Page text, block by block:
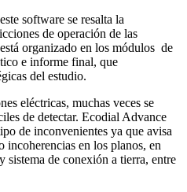
software se resalta la
de operación de las
organizado en los módulos de
e informe final, que
del estudio.
eléctricas, muchas veces se
de detectar. Ecodial Advance
de inconvenientes ya que avisa
incoherencias en los planos, en
sistema de conexión a tierra, entre